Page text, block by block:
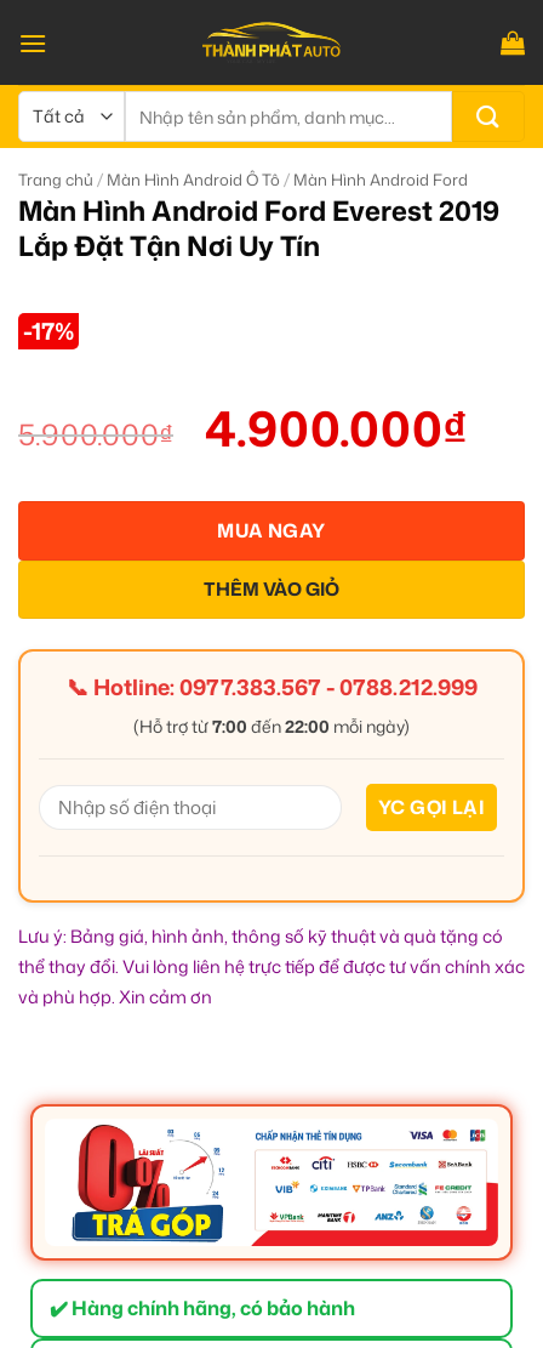
qua
dung
kiếm:
Trang chủ / Màn Hình Android Ô Tô / Màn Hình Android Ford
Màn Hình Android Ford Everest 2019
Lắp Đặt Tận Nơi Uy Tín
-17%
5.900.000₫ 4.900.000₫
THÊM VÀO GIỎ
MUA NGAY
📞 Hotline:0977.383.567-0788.212.999
(Hỗ trợ từ7:00 đến22:00 mỗi ngày)
Lưu ý: Bảng giá, hình ảnh, thông số kỹ thuật và quà tặng có
thể thay đổi. Vui lòng liên hệ trực tiếp để được tư vấn chính xác
và phù hợp. Xin cảm ơn
✔️ Hàng chính hãng, có bảo hành